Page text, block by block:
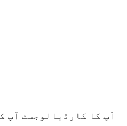
آپ کا کارڈیالوجسٹ آپ